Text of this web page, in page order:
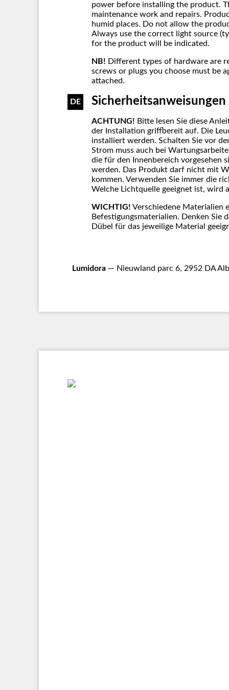
power before installing the product.
maintenance work and repairs.
humid places. Do not allow the
Always use the correct light source
for the product will be indicated.
NB! Different types of hardware are
screws or plugs you choose must be
attached.
DE Sicherheitsanweisungen
ACHTUNG! Bitte lesen Sie diese
der Installation griffbereit auf. Die
installiert werden. Schalten Sie vor
Strom muss auch bei
die für den Innenbereich vorgesehen
werden. Das Produkt darf nicht mit
kommen. Verwenden Sie immer die
Welche Lichtquelle geeignet ist, wird
WICHTIG! Verschiedene Materialien
Befestigungsmaterialien. Denken Sie
Dübel für das jeweilige Material
Lumidora — Nieuwland parc 6, 2952 DA